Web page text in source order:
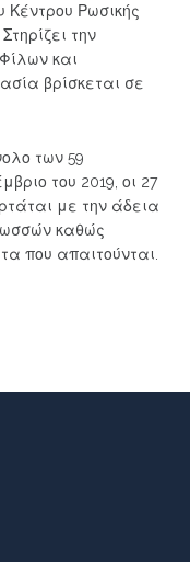
Κέντρου Ρωσικής
την
και
βρίσκεται σε
των 59
του 2019, οι 27
με την άδεια
καθώς
που απαιτούνται.